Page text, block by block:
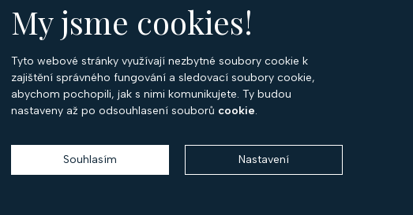
My jsme cookies!
Tyto webové stránky využívají nezbytné soubory cookie k
zajištění správného fungování a sledovací soubory cookie,
abychom pochopili, jak s nimi komunikujete. Ty budou
nastaveny až po odsouhlasení souborů cookie.
Nastavení
Souhlasím
Copyright 2026Optima Diamant. Všechna práva vyhrazena.